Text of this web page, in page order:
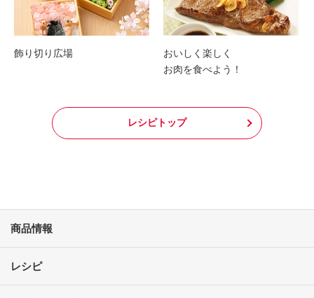
飾り切り広場
おいしく楽しく
お肉を食べよう！
レシピトップ
商品情報
レシピ